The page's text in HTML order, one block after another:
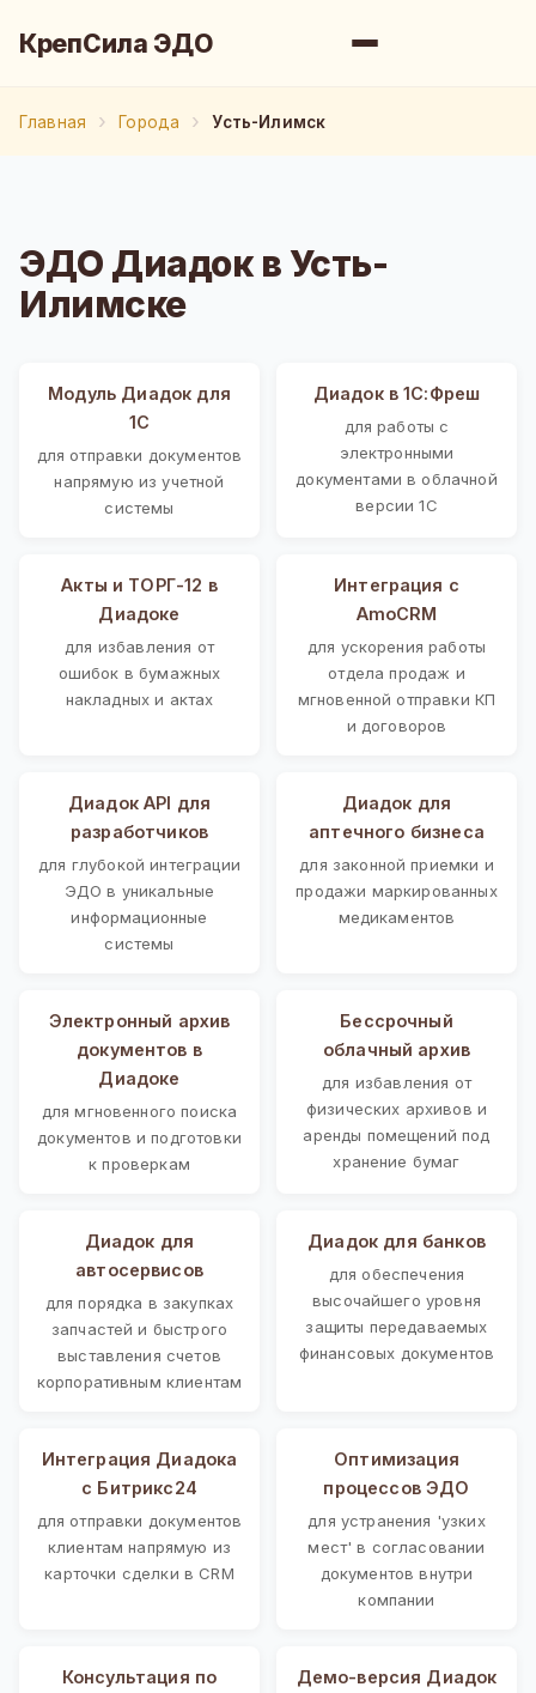
КрепСила ЭДО
Главная Города Усть-Илимск
ЭДО Диадок в Усть-
Илимске
Модуль Диадок для
1С
для отправки документов
напрямую из учетной
системы
Диадок в 1С:Фреш
для работы с
электронными
документами в облачной
версии 1С
Акты и ТОРГ-12 в
Диадоке
для избавления от
ошибок в бумажных
накладных и актах
Интеграция с
AmoCRM
для ускорения работы
отдела продаж и
мгновенной отправки КП
и договоров
Диадок API для
разработчиков
для глубокой интеграции
ЭДО в уникальные
информационные
системы
Диадок для
аптечного бизнеса
для законной приемки и
продажи маркированных
медикаментов
Электронный архив
документов в
Диадоке
для мгновенного поиска
документов и подготовки
к проверкам
Бессрочный
облачный архив
для избавления от
физических архивов и
аренды помещений под
хранение бумаг
Диадок для
автосервисов
для порядка в закупках
запчастей и быстрого
выставления счетов
корпоративным клиентам
Диадок для банков
для обеспечения
высочайшего уровня
защиты передаваемых
финансовых документов
Интеграция Диадока
с Битрикс24
для отправки документов
клиентам напрямую из
карточки сделки в CRM
Оптимизация
процессов ЭДО
для устранения 'узких
мест' в согласовании
документов внутри
компании
Консультация по
Демо-версия Диадок